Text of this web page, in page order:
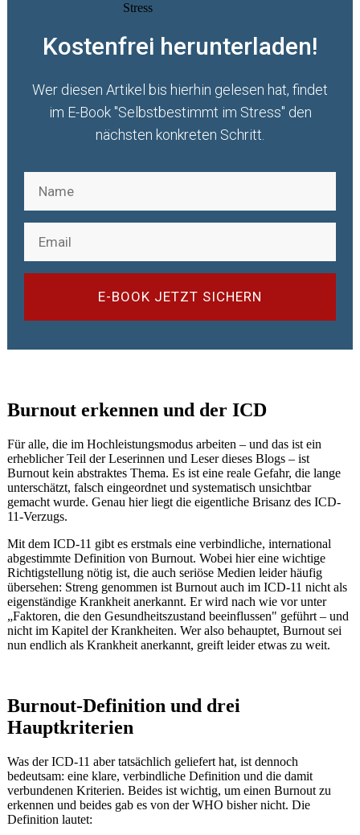
Kostenfrei herunterladen!
Wer diesen Artikel bis hierhin gelesen hat, findet
im E-Book "Selbstbestimmt im Stress" den
nächsten konkreten Schritt.
E-BOOK JETZT SICHERN
Burnout erkennen und der ICD
Für alle, die im Hochleistungsmodus arbeiten – und das ist ein
erheblicher Teil der Leserinnen und Leser dieses Blogs – ist
Burnout kein abstraktes Thema. Es ist eine reale Gefahr, die lange
unterschätzt, falsch eingeordnet und systematisch unsichtbar
gemacht wurde. Genau hier liegt die eigentliche Brisanz des ICD-
11-Verzugs.
Mit dem ICD-11 gibt es erstmals eine verbindliche, international
abgestimmte Definition von Burnout. Wobei hier eine wichtige
Richtigstellung nötig ist, die auch seriöse Medien leider häufig
übersehen: Streng genommen ist Burnout auch im ICD-11 nicht als
eigenständige Krankheit anerkannt. Er wird nach wie vor unter
„Faktoren, die den Gesundheitszustand beeinflussen" geführt – und
nicht im Kapitel der Krankheiten. Wer also behauptet, Burnout sei
nun endlich als Krankheit anerkannt, greift leider etwas zu weit.
Burnout-Definition und drei
Hauptkriterien
Was der ICD-11 aber tatsächlich geliefert hat, ist dennoch
bedeutsam: eine klare, verbindliche Definition und die damit
verbundenen Kriterien. Beides ist wichtig, um einen Burnout zu
erkennen und beides gab es von der WHO bisher nicht. Die
Definition lautet: